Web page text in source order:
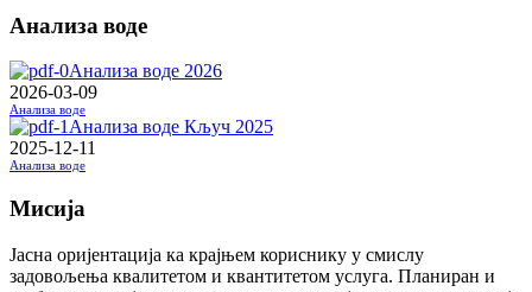
Анализа воде
Анализа воде 2026
2026-03-09
Анализа воде
Анализа воде Кључ 2025
2025-12-11
Анализа воде
Мисија
Јасна оријентација ка крајњем кориснику у смислу
задовољења квалитетом и квантитетом услуга. Планиран и